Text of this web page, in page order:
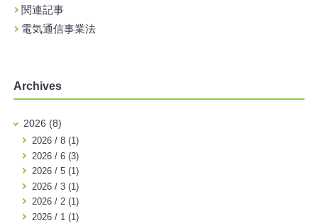
関連記事
電気通信事業法
Archives
2026 (8)
2026 / 8 (1)
2026 / 6 (3)
2026 / 5 (1)
2026 / 3 (1)
2026 / 2 (1)
2026 / 1 (1)